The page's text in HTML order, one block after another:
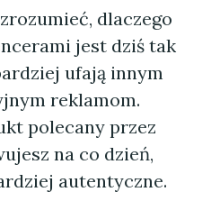
dlaczego
jest dziś tak
ufają innym
reklamom.
polecany przez
na co dzień,
autentyczne.